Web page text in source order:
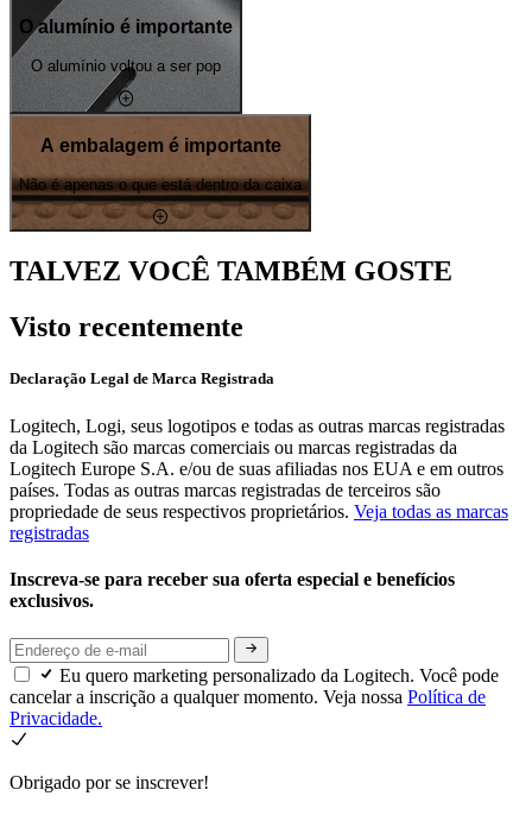
O alumínio é importante
O alumínio voltou a ser pop
A embalagem é importante
Não é apenas o que está dentro da caixa
TALVEZ VOCÊ TAMBÉM GOSTE
Visto recentemente
Declaração Legal de Marca Registrada
Logitech, Logi, seus logotipos e todas as outras marcas registradas
da Logitech são marcas comerciais ou marcas registradas da
Logitech Europe S.A. e/ou de suas afiliadas nos EUA e em outros
países. Todas as outras marcas registradas de terceiros são
propriedade de seus respectivos proprietários. Veja todas as marcas
registradas
Inscreva-se para receber sua oferta especial e benefícios
exclusivos.
Eu quero marketing personalizado da Logitech. Você pode
cancelar a inscrição a qualquer momento. Veja nossa Política de
Privacidade.
Obrigado por se inscrever!